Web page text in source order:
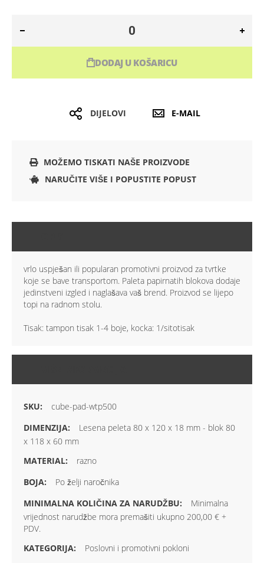
DODAJ U KOŠARICU
DIJELOVI E-MAIL
MOŽEMO TISKATI NAŠE PROIZVODE
NARUČITE VIŠE I POPUSTITE POPUST
vrlo uspješan ili popularan promotivni proizvod za tvrtke
koje se bave transportom. Paleta papirnatih blokova dodaje
jedinstveni izgled i naglašava vaš brend. Proizvod se lijepo
topi na radnom stolu.
Tisak: tampon tisak 1-4 boje, kocka: 1/sitotisak
cube-pad-wtp500
Lesena peleta 80 x 120 x 18 mm - blok 80
x 118 x 60 mm
razno
Po želji naročnika
Minimalna
vrijednost narudžbe mora premašiti ukupno 200,00 € +
PDV.
Poslovni i promotivni pokloni